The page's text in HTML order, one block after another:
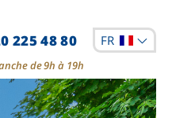
225 48 80 FR
de 9h à 19h